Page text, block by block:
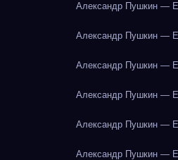
Александр Пушкин —
Александр Пушкин —
Александр Пушкин —
Александр Пушкин —
Александр Пушкин —
Александр Пушкин —